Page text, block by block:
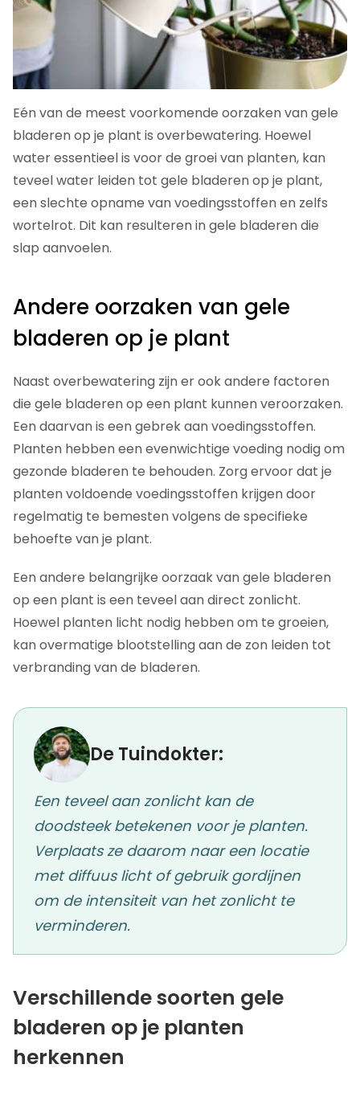
Eén van de meest voorkomende oorzaken van gele
bladeren op je plant is overbewatering. Hoewel
water essentieel is voor de groei van planten, kan
teveel water leiden tot gele bladeren op je plant,
een slechte opname van voedingsstoffen en zelfs
wortelrot. Dit kan resulteren in gele bladeren die
slap aanvoelen.
Andere oorzaken van gele
bladeren op je plant
Naast overbewatering zijn er ook andere factoren
die gele bladeren op een plant kunnen veroorzaken.
Een daarvan is een gebrek aan voedingsstoffen.
Planten hebben een evenwichtige voeding nodig om
gezonde bladeren te behouden. Zorg ervoor dat je
planten voldoende voedingsstoffen krijgen door
regelmatig te bemesten volgens de specifieke
behoefte van je plant.
Een andere belangrijke oorzaak van gele bladeren
op een plant is een teveel aan direct zonlicht.
Hoewel planten licht nodig hebben om te groeien,
kan overmatige blootstelling aan de zon leiden tot
verbranding van de bladeren.
De Tuindokter:
Een teveel aan zonlicht kan de
doodsteek betekenen voor je planten.
Verplaats ze daarom naar een locatie
met diffuus licht of gebruik gordijnen
om de intensiteit van het zonlicht te
verminderen.
Verschillende soorten gele
bladeren op je planten
herkennen